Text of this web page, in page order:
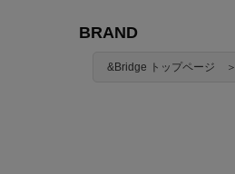
BRAND
&Bridge トップページ ＞